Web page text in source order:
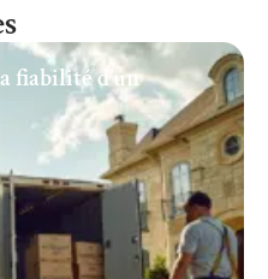
fiabilité d’un